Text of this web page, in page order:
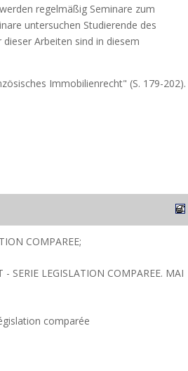
regelmäßig Seminare zum
untersuchen Studierende des
Arbeiten sind in diesem
Immobilienrecht" (S. 179-202).
COMPAREE;
SERIE LEGISLATION COMPAREE. MAI
comparée